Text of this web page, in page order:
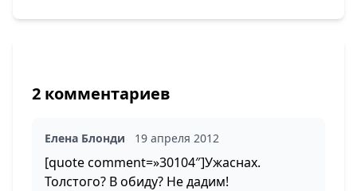
2 комментариев
Елена Блонди 19 апреля 2012
[quote comment=»30104″]Ужаснах.
Толстого? В обиду? Не дадим!